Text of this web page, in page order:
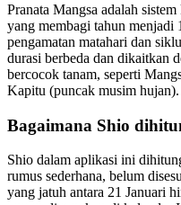
Pranata Mangsa adalah
yang membagi tahun menjadi
pengamatan matahari dan
durasi berbeda dan dikaitkan
bercocok tanam, seperti
Kapitu (puncak musim hujan).
Bagaimana Shio
Shio dalam aplikasi ini
rumus sederhana, belum
yang jatuh antara 21 Januari